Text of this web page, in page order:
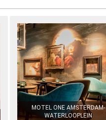
MOTEL ONE AMSTERDAM-
WATERLOOPLEIN